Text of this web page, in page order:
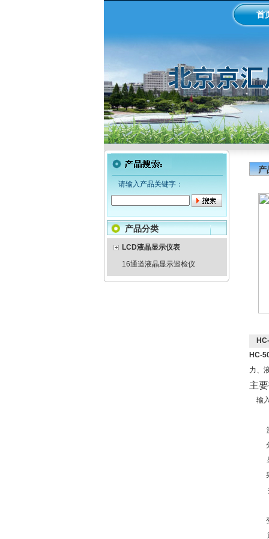
首
请输入产品关键字：
产品分类
LCD液晶显示仪表
16通道液晶显示巡检仪
产
HC-
力、
主
输